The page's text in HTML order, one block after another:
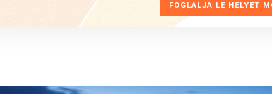
FOGLALJA LE HELYÉT